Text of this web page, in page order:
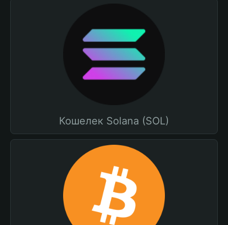
Кошелек Solana (SOL)